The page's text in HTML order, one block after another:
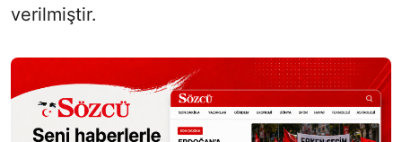
verilmiştir.